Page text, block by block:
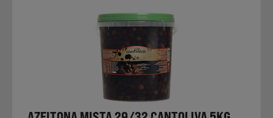
Frutas e Legumes
Laticínios, Ovos e Derivados
Mercearia